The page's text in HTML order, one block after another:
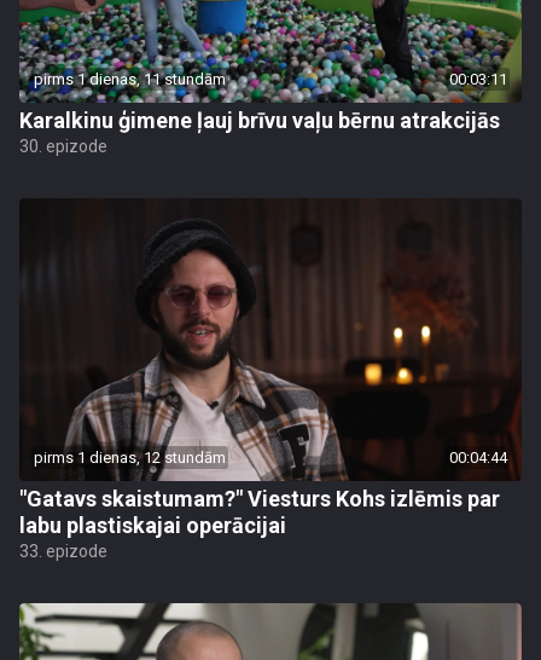
pirms 1 dienas, 11 stundām 00:03:11
Karalkinu ģimene ļauj brīvu vaļu bērnu atrakcijās
30. epizode
pirms 1 dienas, 12 stundām 00:04:44
"Gatavs skaistumam?" Viesturs Kohs izlēmis par
labu plastiskajai operācijai
33. epizode